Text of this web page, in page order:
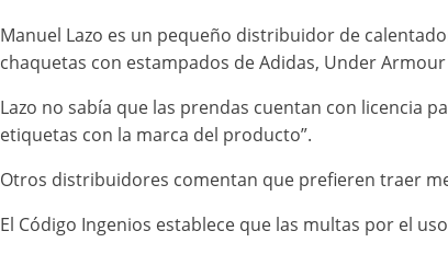
Manuel Lazo es un pequeño distribuidor de
chaquetas con estampados de Adidas, Under
Lazo no sabía que las prendas cuentan con licencia
etiquetas con la marca del producto”.
Otros distribuidores comentan que prefieren traer
El Código Ingenios establece que las multas por el